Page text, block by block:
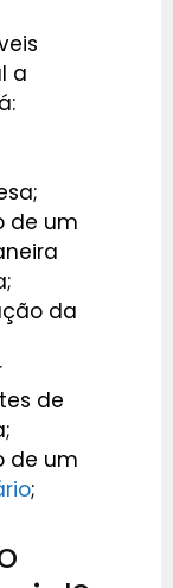
a
de um
da
de
de um
;